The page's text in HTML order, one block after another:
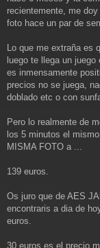
recientemente, me
foto hace un par de
Lo que me extraña
luego te llega un
es inmensamente
precios no se juega,
doblado etc o con
Pero lo realmente de
los 5 minutos el
MISMA FOTO a ...
139 euros.
Os juro que de AES
encontraris a dia de
euros.
30 euros es el precio